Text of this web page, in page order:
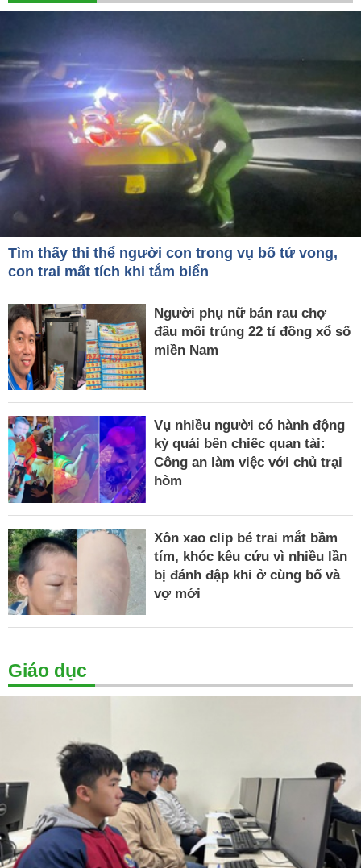
Tìm thấy thi thể người con trong vụ bố tử vong,
con trai mất tích khi tắm biển
Người phụ nữ bán rau chợ
đầu mối trúng 22 tỉ đồng xổ số
miền Nam
Vụ nhiều người có hành động
kỳ quái bên chiếc quan tài:
Công an làm việc với chủ trại
hòm
Xôn xao clip bé trai mắt bầm
tím, khóc kêu cứu vì nhiều lần
bị đánh đập khi ở cùng bố và
vợ mới
Giáo dục